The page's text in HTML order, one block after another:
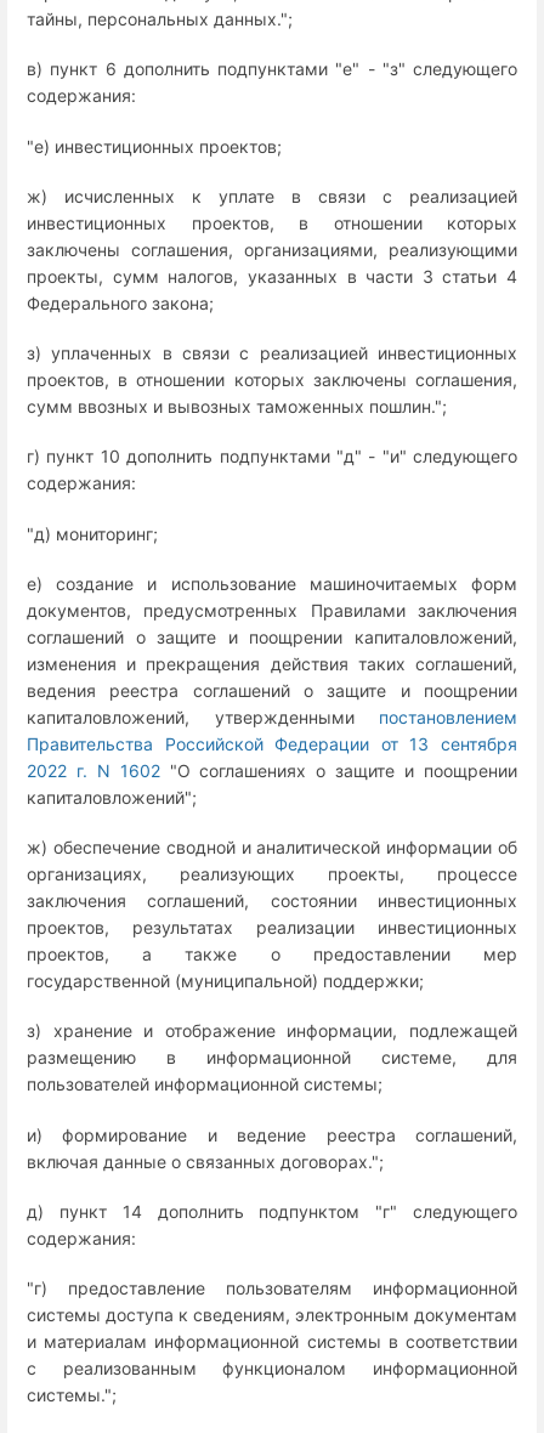
тайны, персональных данных.";
в) пункт 6 дополнить подпунктами "е" - "з" следующего
содержания:
"е) инвестиционных проектов;
ж) исчисленных к уплате в связи с реализацией
инвестиционных проектов, в отношении которых
заключены соглашения, организациями, реализующими
проекты, сумм налогов, указанных в части 3 статьи 4
Федерального закона;
з) уплаченных в связи с реализацией инвестиционных
проектов, в отношении которых заключены соглашения,
сумм ввозных и вывозных таможенных пошлин.";
г) пункт 10 дополнить подпунктами "д" - "и" следующего
содержания:
"д) мониторинг;
е) создание и использование машиночитаемых форм
документов, предусмотренных Правилами заключения
соглашений о защите и поощрении капиталовложений,
изменения и прекращения действия таких соглашений,
ведения реестра соглашений о защите и поощрении
капиталовложений, утвержденными постановлением
Правительства Российской Федерации от 13 сентября
2022 г. N 1602"О соглашениях о защите и поощрении
капиталовложений";
ж) обеспечение сводной и аналитической информации об
организациях, реализующих проекты, процессе
заключения соглашений, состоянии инвестиционных
проектов, результатах реализации инвестиционных
проектов, а также о предоставлении мер
государственной (муниципальной) поддержки;
з) хранение и отображение информации, подлежащей
размещению в информационной системе, для
пользователей информационной системы;
и) формирование и ведение реестра соглашений,
включая данные о связанных договорах.";
д) пункт 14 дополнить подпунктом "г" следующего
содержания:
"г) предоставление пользователям информационной
системы доступа к сведениям, электронным документам
и материалам информационной системы в соответствии
с реализованным функционалом информационной
системы.";